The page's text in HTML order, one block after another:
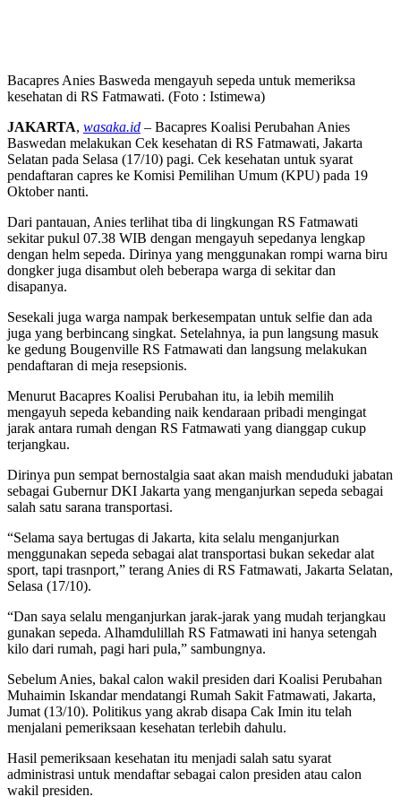
Bacapres Anies Basweda mengayuh sepeda untuk memeriksa
kesehatan di RS Fatmawati. (Foto : Istimewa)
JAKARTA, wasaka.id – Bacapres Koalisi Perubahan Anies
Baswedan melakukan Cek kesehatan di RS Fatmawati, Jakarta
Selatan pada Selasa (17/10) pagi. Cek kesehatan untuk syarat
pendaftaran capres ke Komisi Pemilihan Umum (KPU) pada 19
Oktober nanti.
Dari pantauan, Anies terlihat tiba di lingkungan RS Fatmawati
sekitar pukul 07.38 WIB dengan mengayuh sepedanya lengkap
dengan helm sepeda. Dirinya yang menggunakan rompi warna biru
dongker juga disambut oleh beberapa warga di sekitar dan
disapanya.
Sesekali juga warga nampak berkesempatan untuk selfie dan ada
juga yang berbincang singkat. Setelahnya, ia pun langsung masuk
ke gedung Bougenville RS Fatmawati dan langsung melakukan
pendaftaran di meja resepsionis.
Menurut Bacapres Koalisi Perubahan itu, ia lebih memilih
mengayuh sepeda kebanding naik kendaraan pribadi mengingat
jarak antara rumah dengan RS Fatmawati yang dianggap cukup
terjangkau.
Dirinya pun sempat bernostalgia saat akan maish menduduki jabatan
sebagai Gubernur DKI Jakarta yang menganjurkan sepeda sebagai
salah satu sarana transportasi.
“Selama saya bertugas di Jakarta, kita selalu menganjurkan
menggunakan sepeda sebagai alat transportasi bukan sekedar alat
sport, tapi trasnport,” terang Anies di RS Fatmawati, Jakarta Selatan,
Selasa (17/10).
“Dan saya selalu menganjurkan jarak-jarak yang mudah terjangkau
gunakan sepeda. Alhamdulillah RS Fatmawati ini hanya setengah
kilo dari rumah, pagi hari pula,” sambungnya.
Sebelum Anies, bakal calon wakil presiden dari Koalisi Perubahan
Muhaimin Iskandar mendatangi Rumah Sakit Fatmawati, Jakarta,
Jumat (13/10). Politikus yang akrab disapa Cak Imin itu telah
menjalani pemeriksaan kesehatan terlebih dahulu.
Hasil pemeriksaan kesehatan itu menjadi salah satu syarat
administrasi untuk mendaftar sebagai calon presiden atau calon
wakil presiden.